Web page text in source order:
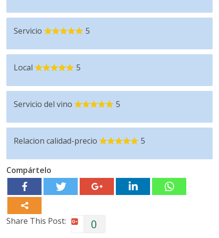
Servicio 5
Local 5
Servicio del vino 5
Relacion calidad-precio 5
Compártelo
Share This Post: 0